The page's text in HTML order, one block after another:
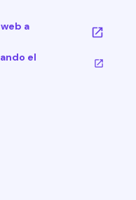
a
el